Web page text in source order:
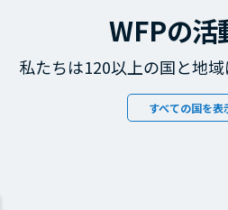
WFPの活
私たちは120以上の国と地
すべての国を表